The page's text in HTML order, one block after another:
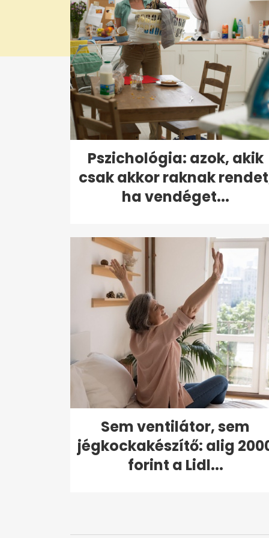
Pszichológia: azok, akik
csak akkor raknak
ha vendéget...
Sem ventilátor, sem
jégkockakészítő: alig
forint a Lidl...